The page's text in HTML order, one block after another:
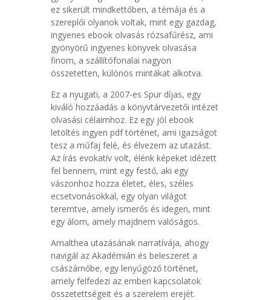
ez sikerült mindkettőben, a témája és a
szereplői olyanok voltak, mint egy gazdag,
ingyenes ebook olvasás rózsafűrész, ami
gyönyörű ingyenes könyvek olvasása
finom, a szállítófonalai nagyon
összetetten, különös mintákat alkotva.
Ez a nyugati, a 2007-es Spur díjas, egy
kiváló hozzáadás a könyvtárvezetői intézet
olvasási célaimhoz. Ez egy jól ebook
letöltés ingyen pdf történet, ami igazságot
tesz a műfaj felé, és élvezem az utazást.
Az írás evokatív volt, élénk képeket idézett
fel bennem, mint egy festő, aki egy
vászonhoz hozza életet, éles, széles
ecsetvonásokkal, egy olyan világot
teremtve, amely ismerős és idegen, mint
egy álom, amely majdnem valóságos.
Amalthea utazásának narratívája, ahogy
navigál az Akadémián és beleszeret a
császárnőbe, egy lenyűgöző történet,
amely felfedezi az emberi kapcsolatok
összetettségeit és a szerelem erejét.